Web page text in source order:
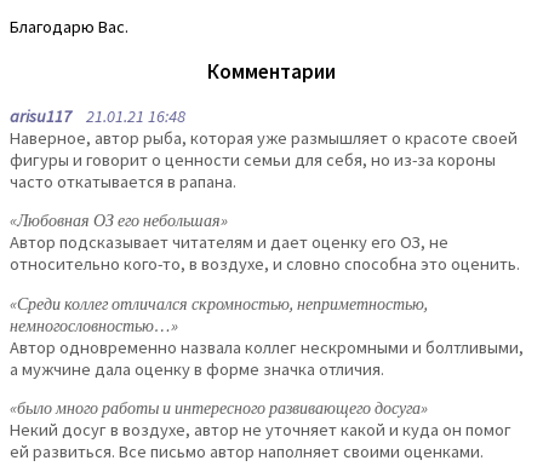
Благодарю Вас.
Комментарии
arisu11721.01.21 16:48
Наверное, автор рыба, которая уже размышляет о красоте своей
фигуры и говорит о ценности семьи для себя, но из-за короны
часто откатывается в рапана.
«Любовная ОЗ его небольшая»
Автор подсказывает читателям и дает оценку его ОЗ, не
относительно кого-то, в воздухе, и словно способна это оценить.
«Среди коллег отличался скромностью, неприметностью,
немногословностью…»
Автор одновременно назвала коллег нескромными и болтливыми,
а мужчине дала оценку в форме значка отличия.
«было много работы и интересного развивающего досуга»
Некий досуг в воздухе, автор не уточняет какой и куда он помог
ей развиться. Все письмо автор наполняет своими оценками.